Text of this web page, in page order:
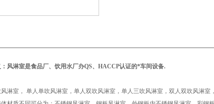
： 风淋室是食品厂、饮用水厂办QS、HACCP认证的*车间设备.
室， 单人单吹风淋室，单人双吹风淋室，单人三吹风淋室，双人双吹风淋室